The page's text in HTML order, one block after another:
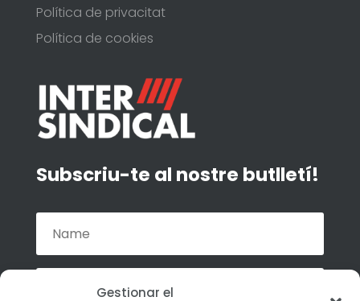
Gestionar el
Política de privacitat
Política de cookies
Subscriu-te al nostre butlletí!